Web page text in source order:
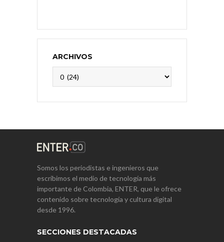
ARCHIVOS
Somos los periodistas e ingenieros que
escribimos el medio de tecnología más
importante de Colombia, ENTER, que le ofrece
contenido sobre tecnología y cultura digital
desde 1996.
SECCIONES DESTACADAS